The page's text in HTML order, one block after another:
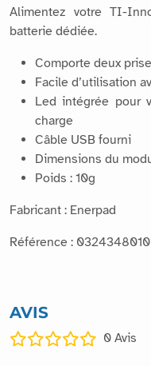
Alimentez votre TI-
batterie dédiée.
Comporte deux
Facile d’utilisation
Led intégrée pour
charge
Câble USB fourni
Dimensions du
Poids : 10g
Fabricant : Enerpad
Référence :
AVIS
0 Avis